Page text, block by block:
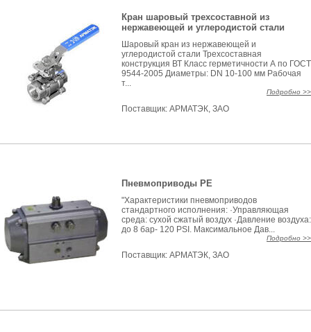
Кран шаровый трехсоставной из
нержавеющей и углеродистой стали
Шаровый кран из нержавеющей и
углеродистой стали Трехсоставная
конструкция ВТ Класс герметичности А по ГОСТ
9544-2005 Диаметры: DN 10-100 мм Рабочая
т...
Подробно >>
Поставщик: АРМАТЭК, ЗАО
Пневмоприводы РЕ
"Характеристики пневмоприводов
стандартного исполнения: ·Управляющая
среда: сухой сжатый воздух ·Давление воздуха:
до 8 бар- 120 PSI. Максимальное Дав...
Подробно >>
Поставщик: АРМАТЭК, ЗАО